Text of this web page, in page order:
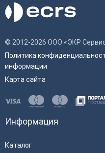
© 2012-2026 ООО «ЭКР
Политика
информации
Карта сайта
Информация
Каталог